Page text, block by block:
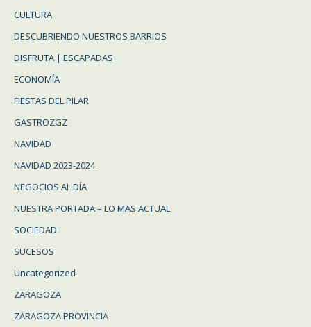
CULTURA
DESCUBRIENDO NUESTROS BARRIOS
DISFRUTA | ESCAPADAS
ECONOMÍA
FIESTAS DEL PILAR
GASTROZGZ
NAVIDAD
NAVIDAD 2023-2024
NEGOCIOS AL DÍA
NUESTRA PORTADA – LO MAS ACTUAL
SOCIEDAD
SUCESOS
Uncategorized
ZARAGOZA
ZARAGOZA PROVINCIA